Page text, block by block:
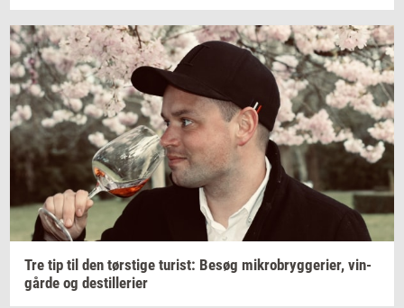
Tre tip til den tørsti­ge turist: Besøg mi­kro­bryg­ge­ri­er, vin­
går­de og destil­le­ri­er